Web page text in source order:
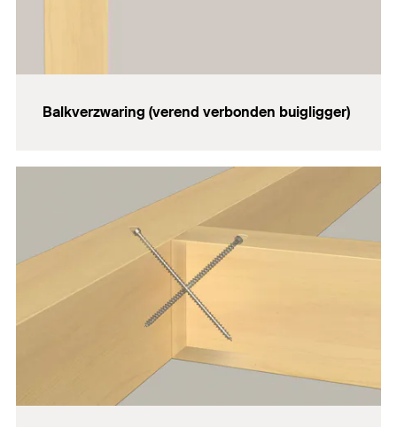
Balkverzwaring (verend verbonden buigligger)